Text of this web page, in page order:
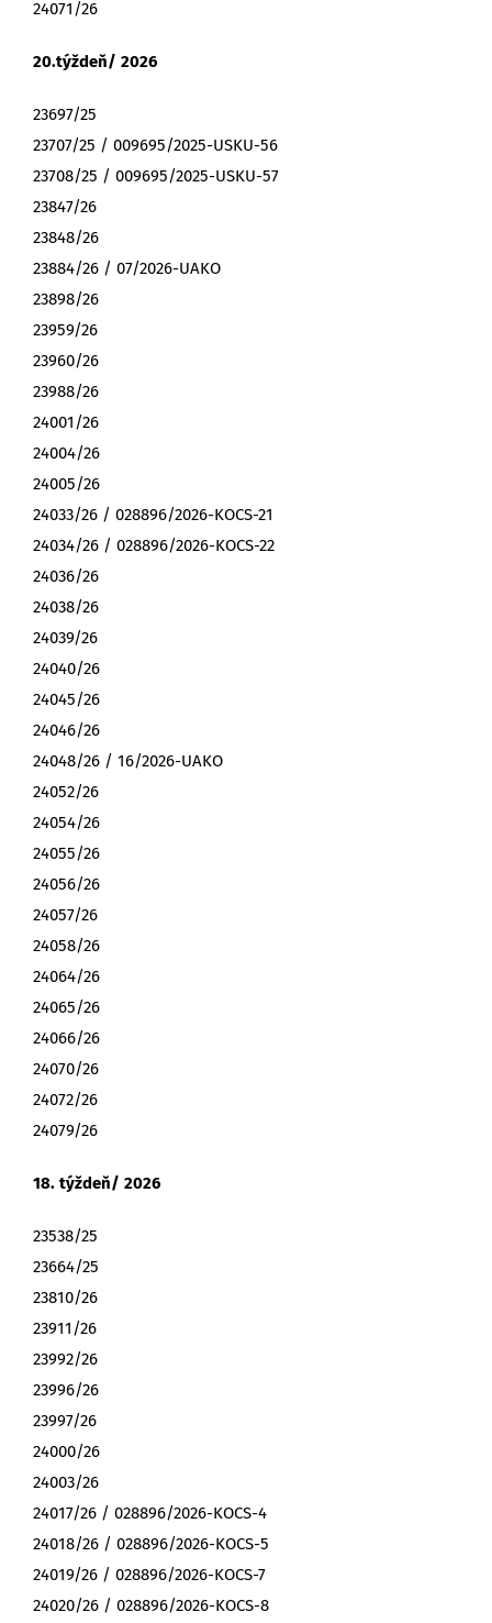
24071/26
20.týždeň/ 2026
23697/25
23707/25 / 009695/2025-USKU-56
23708/25 / 009695/2025-USKU-57
23847/26
23848/26
23884/26 / 07/2026-UAKO
23898/26
23959/26
23960/26
23988/26
24001/26
24004/26
24005/26
24033/26 / 028896/2026-KOCS-21
24034/26 / 028896/2026-KOCS-22
24036/26
24038/26
24039/26
24040/26
24045/26
24046/26
24048/26 / 16/2026-UAKO
24052/26
24054/26
24055/26
24056/26
24057/26
24058/26
24064/26
24065/26
24066/26
24070/26
24072/26
24079/26
18. týždeň/ 2026
23538/25
23664/25
23810/26
23911/26
23992/26
23996/26
23997/26
24000/26
24003/26
24017/26 / 028896/2026-KOCS-4
24018/26 / 028896/2026-KOCS-5
24019/26 / 028896/2026-KOCS-7
24020/26 / 028896/2026-KOCS-8